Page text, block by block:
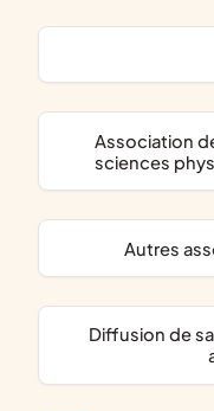
association de recherches scientifiques,
sciences
autres
diffusion de savoirs, sociétés savantes ou